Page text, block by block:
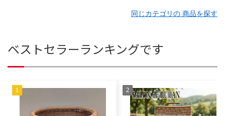
同じカテゴリの 商品を探す
ベストセラーランキングです